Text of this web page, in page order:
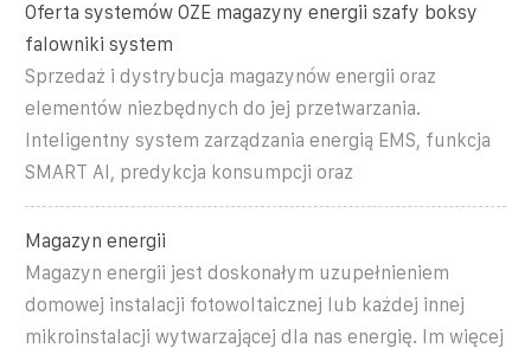
Oferta systemów OZE magazyny energii szafy boksy
falowniki system
Sprzedaż i dystrybucja magazynów energii oraz
elementów niezbędnych do jej przetwarzania.
Inteligentny system zarządzania energią EMS, funkcja
SMART AI, predykcja konsumpcji oraz
Magazyn energii
Magazyn energii jest doskonałym uzupełnieniem
domowej instalacji fotowoltaicznej lub każdej innej
mikroinstalacji wytwarzającej dla nas energię. Im więcej